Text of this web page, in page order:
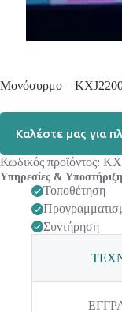
Μονόσυρμο –
Καλέστε μας για
Κωδικός προϊόντος:
Υπηρεσίες & Υποστήριξη
Τοποθέτηση
Συντήρηση